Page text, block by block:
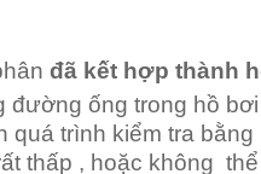
đã kết hợp thành
ống trong hồ
quá trình kiểm tra
thấp , hoặc không